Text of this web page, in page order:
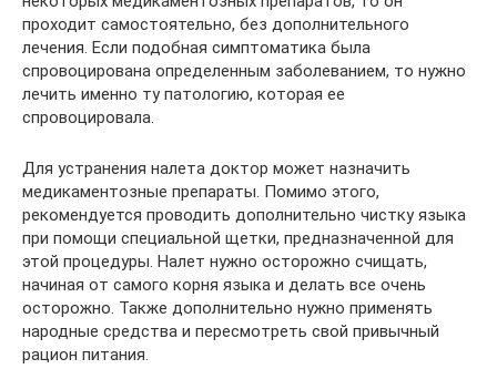
проходит самостоятельно, без дополнительного
лечения. Если подобная симптоматика была
спровоцирована определенным заболеванием, то нужно
лечить именно ту патологию, которая ее
спровоцировала.
Для устранения налета доктор может назначить
медикаментозные препараты. Помимо этого,
рекомендуется проводить дополнительно чистку языка
при помощи специальной щетки, предназначенной для
этой процедуры. Налет нужно осторожно счищать,
начиная от самого корня языка и делать все очень
осторожно. Также дополнительно нужно применять
народные средства и пересмотреть свой привычный
рацион питания.